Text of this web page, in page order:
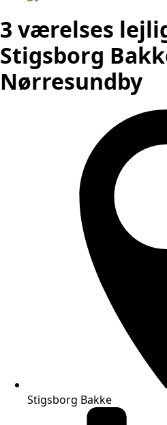
3 værelses
Stigsborg
Nørresundby
Stigsborg Bakke